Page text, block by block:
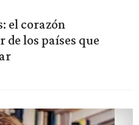
el corazón
los países que